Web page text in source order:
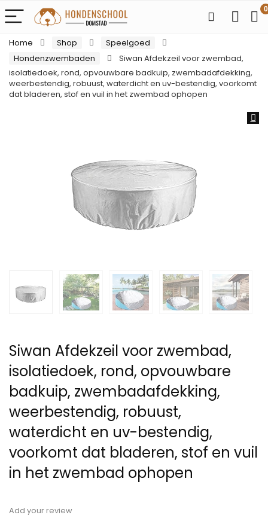
0
Home Shop
Speelgoed
Hondenzwembaden
Siwan Afdekzeil voor zwembad,
isolatiedoek, rond, opvouwbare badkuip, zwembadafdekking,
weerbestendig, robuust, waterdicht en uv-bestendig, voorkomt
dat bladeren, stof en vuil in het zwembad ophopen
Siwan Afdekzeil voor zwembad,
isolatiedoek, rond, opvouwbare
badkuip, zwembadafdekking,
weerbestendig, robuust,
waterdicht en uv-bestendig,
voorkomt dat bladeren, stof en vuil
in het zwembad ophopen
Add your review